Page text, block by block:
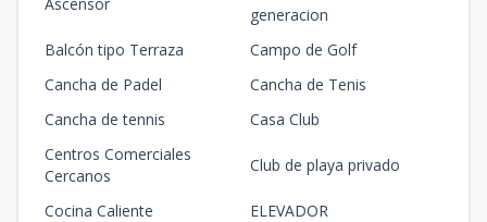
generacion
Balcón tipo Terraza
Campo de Golf
Cancha de Padel
Cancha de Tenis
Cancha de tennis
Casa Club
Centros Comerciales
Cercanos
Club de playa privado
Cocina Caliente
ELEVADOR